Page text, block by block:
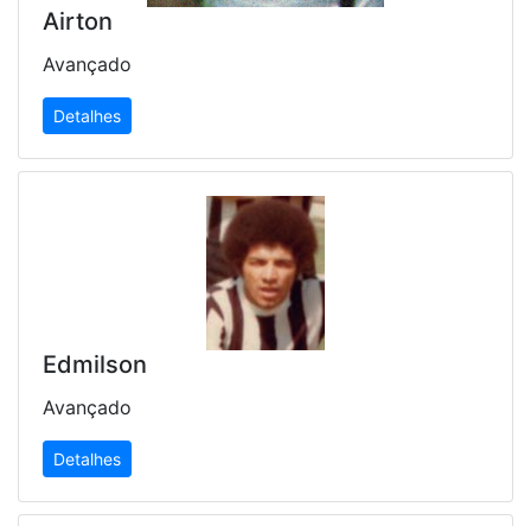
Airton
Avançado
Detalhes
Edmilson
Avançado
Detalhes